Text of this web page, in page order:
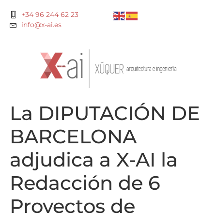
+34 96 244 62 23
info@x-ai.es
La DIPUTACIÓN DE
BARCELONA
adjudica a X-AI la
Redacción de 6
Proyectos de